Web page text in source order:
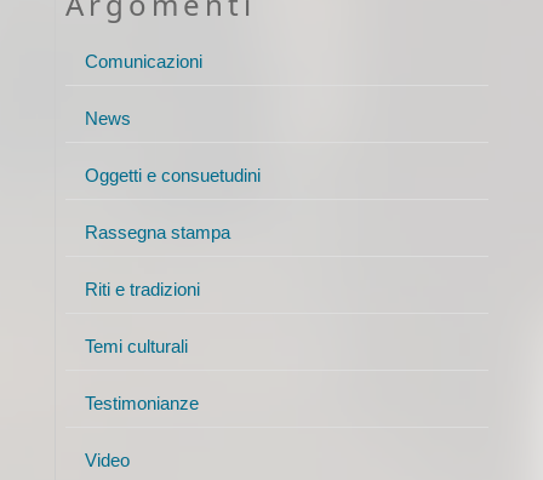
Comunicazioni
News
Oggetti e consuetudini
Rassegna stampa
Riti e tradizioni
Temi culturali
Testimonianze
Video